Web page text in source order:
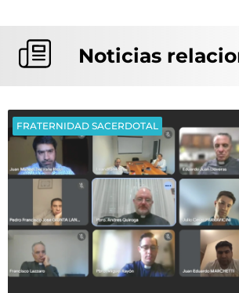
Noticias
FRATERNIDAD SACERDOTAL